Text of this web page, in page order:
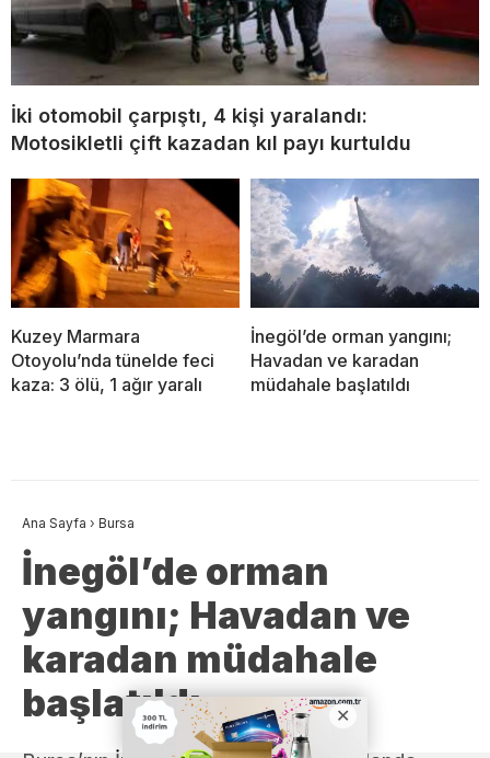
İki otomobil çarpıştı, 4 kişi yaralandı:
Motosikletli çift kazadan kıl payı kurtuldu
Kuzey Marmara
Otoyolu’nda tünelde feci
kaza: 3 ölü, 1 ağır yaralı
İnegöl’de orman yangını;
Havadan ve karadan
müdahale başlatıldı
Ana Sayfa › Bursa
İnegöl’de orman
yangını; Havadan ve
karadan müdahale
başlatıldı